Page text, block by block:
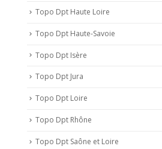
Topo Dpt Haute Loire
Topo Dpt Haute-Savoie
Topo Dpt Isère
Topo Dpt Jura
Topo Dpt Loire
Topo Dpt Rhône
Topo Dpt Saône et Loire